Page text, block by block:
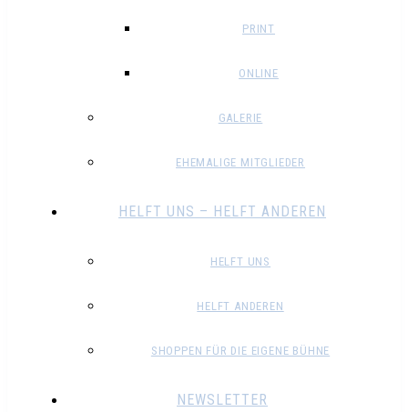
PRINT
ONLINE
GALERIE
EHEMALIGE MITGLIEDER
HELFT UNS – HELFT ANDEREN
HELFT UNS
HELFT ANDEREN
SHOPPEN FÜR DIE EIGENE BÜHNE
NEWSLETTER